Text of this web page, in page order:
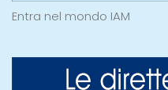
Entra nel mondo IAM